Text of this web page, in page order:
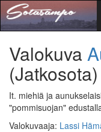
Valokuva
(Jatkosota)
It. miehiä ja
"pommisuojan"
Valokuvaaja: Lassi